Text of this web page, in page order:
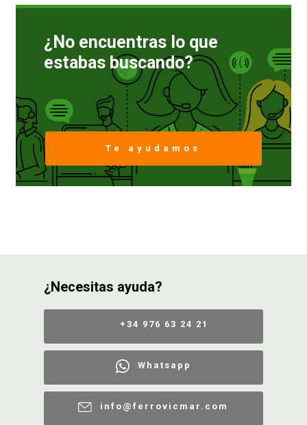
¿No encuentras lo que
estabas buscando?
Te ayudamos
¿Necesitas ayuda?
+34 976 63 24 21
Whatsapp
info@ferrovicmar.com
BLOG
CONTACTAR
FERROVICMAR
CATÁLOGOS
GUÍAS
DEVOLUCIONES
FORMAS DE PAGO